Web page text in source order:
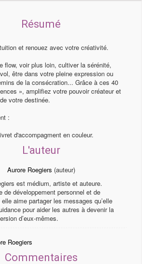
Résumé
et renouez avec votre créativité.
flow, voir plus loin, cultiver la sérénité,
être dans votre pleine expression ou
de la consécration... Grâce à ces 40
», amplifiez votre pouvoir créateur et
votre destinée.
:
d'accompagment en couleur.
L'auteur
Aurore Roegiers (auteur)
est médium, artiste et auteure.
de développement personnel et de
aime partager les messages qu’elle
pour aider les autres à devenir la
d’eux-mêmes.
Roegiers
Commentaires